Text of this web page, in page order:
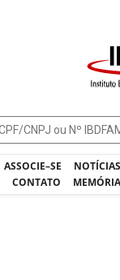
ASSOCIE–SE
CONTATO